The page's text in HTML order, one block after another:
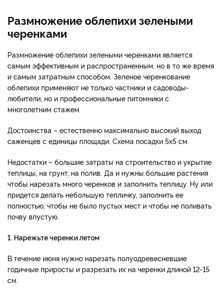
Размножение облепихи зелеными
черенками
Размножение облепихи зелеными черенками является
самым эффективным и распространенным, но в то же время
и самым затратным способом. Зеленое черенкование
облепихи применяют не только частники и садоводы-
любители, но и профессиональные питомники с
многолетним стажем.
Достоинства – естественно максимально высокий выход
саженцев с единицы площади. Схема посадки 5х5 см.
Недостатки – большие затраты на строительство и укрытие
теплицы, на грунт, на полив. Да и нужны большие растения
чтобы нарезать много черенков и заполнить теплицу. Ну или
придется делать небольшую тепличку, заполнить ее
полностью, чтобы не было пустых мест и чтобы не поливать
почву впустую.
1. Нарежьте черенки летом
В течение июня нужно нарезать полуодревесневшие
годичные приросты и разрезать их на черенки длиной 12-15
см.